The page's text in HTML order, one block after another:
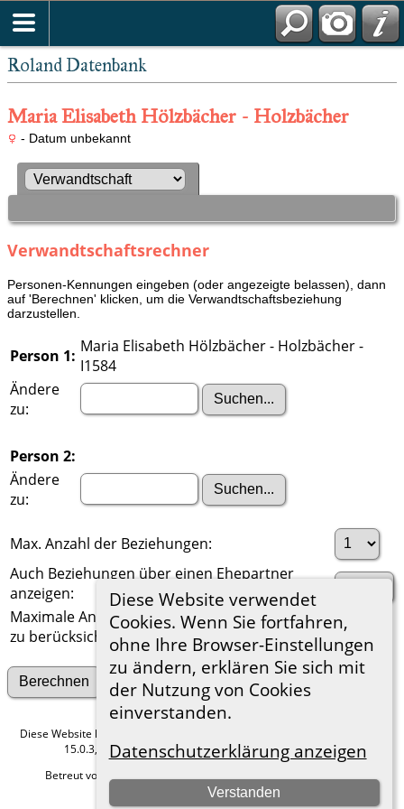
Roland Datenbank
Diese Website verwendet
Cookies. Wenn Sie fortfahren,
ohne Ihre Browser-Einstellungen
zu ändern, erklären Sie sich mit
der Nutzung von Cookies
einverstanden.
Datenschutzerklärung anzeigen
Verstanden
Maria Elisabeth Hölzbächer - Holzbächer
- Datum unbekannt
Verwandtschaftsrechner
Personen-Kennungen eingeben (oder angezeigte belassen), dann
auf 'Berechnen' klicken, um die Verwandtschaftsbeziehung
darzustellen.
Person 1: Maria Elisabeth Hölzbächer - Holzbächer -
I1584
Ändere
zu:
Person 2:
Ändere
zu:
Max. Anzahl der Beziehungen:
Auch Beziehungen über einen Ehepartner
anzeigen:
Maximale Anzahl der
zu berücksichtigenden Generationen:
Suche nach anderen Verbindungen
Diese Website läuft mit
15.0.3, programmiert von Darrin Lythgoe © 2001-2026.
Betreut von
Hier geht es zum Impressum